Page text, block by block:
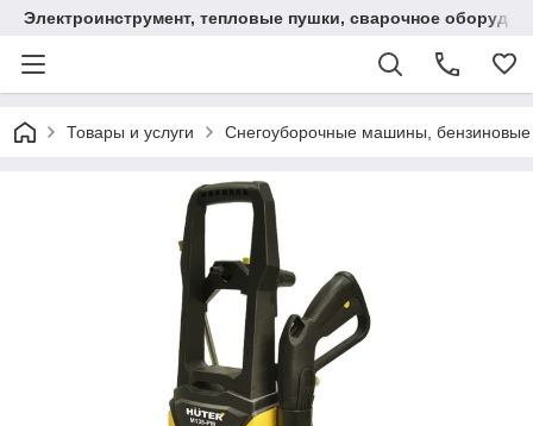
Электроинструмент, тепловые пушки, сварочное
Товары и услуги Снегоуборочные машины, бензиновые